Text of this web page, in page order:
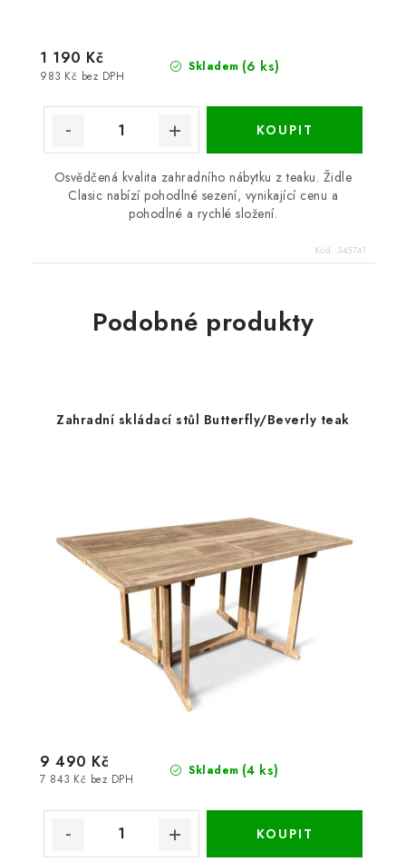
Skladem (6 ks)
983 Kč bez DPH
1 190 Kč
Osvědčená kvalita zahradního nábytku z teaku. Židle
Clasic nabízí pohodlné sezení, vynikající cenu a
pohodlné a rychlé složení.
Kód: 345741
Podobné produkty
Zahradní skládací stůl Butterfly/Beverly teak
Skladem (4 ks)
7 843 Kč bez DPH
9 490 Kč